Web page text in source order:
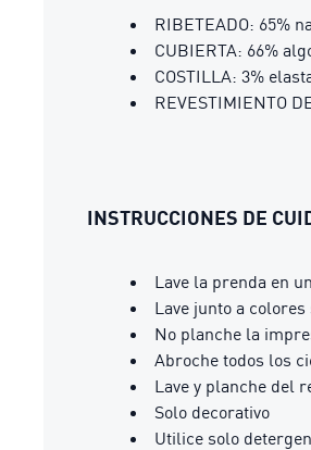
RIBETEADO: 65%
CUBIERTA: 66%
COSTILLA: 3%
REVESTIMIENTO
INSTRUCCIONES DE
Lave la prenda en
Lave junto a
No planche la
Abroche todos los
Lave y planche del
Solo decorativo
Utilice solo